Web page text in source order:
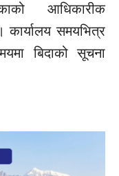
आधिकारीक
समयभित्र
बिदाको सूचना